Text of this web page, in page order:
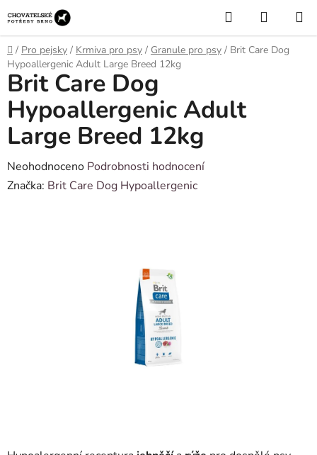
na
obsah
Hledat
KOŠÍK
Domů
/ Pro pejsky / Krmiva pro psy / Granule pro psy / Brit Care Dog
Hypoallergenic Adult Large Breed 12kg
Brit Care Dog
Hypoallergenic Adult
Large Breed 12kg
Průměrné
hodnocení
Neohodnoceno Podrobnosti hodnocení
Značka: Brit Care Dog Hypoallergenic